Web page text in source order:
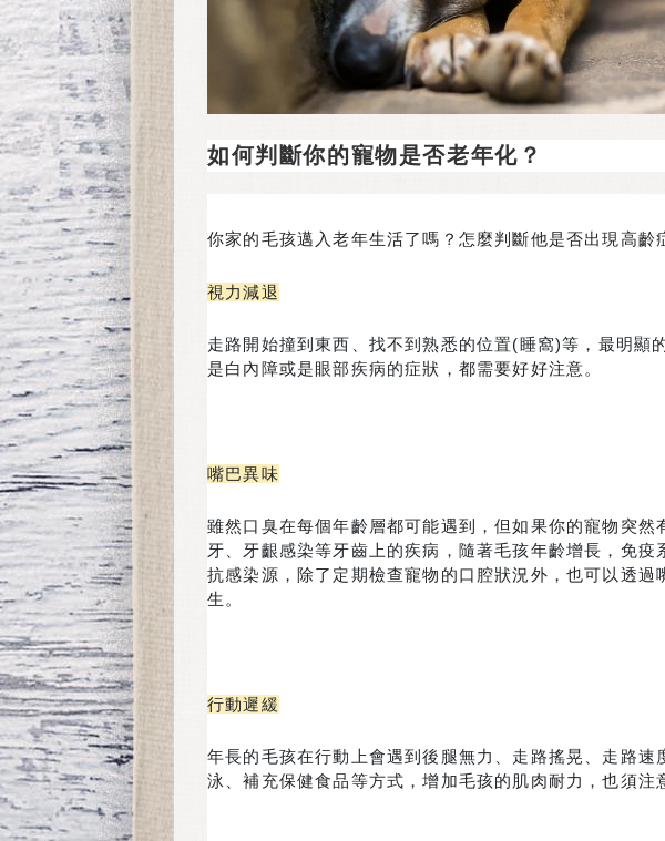
如何判斷你的寵物是否老年化？
你家的毛孩邁入老年生活了嗎？怎麼判斷他是否出現高齡
視力減退
走路開始撞到東西、找不到熟悉的位置(睡窩)等，最明顯
是白內障或是眼部疾病的症狀，都需要好好注意。
嘴巴異味
雖然口臭在每個年齡層都可能遇到，但如果你的寵物突然
牙、牙齦感染等牙齒上的疾病，隨著毛孩年齡增長，免
抗感染源，除了定期檢查寵物的口腔狀況外，也可以透過
生。
行動遲緩
年長的毛孩在行動上會遇到後腿無力、走路搖晃、走路速
泳、補充保健食品等方式，增加毛孩的肌肉耐力，也須注